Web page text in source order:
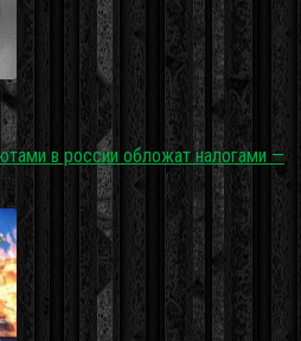
в россии обложат налогами —